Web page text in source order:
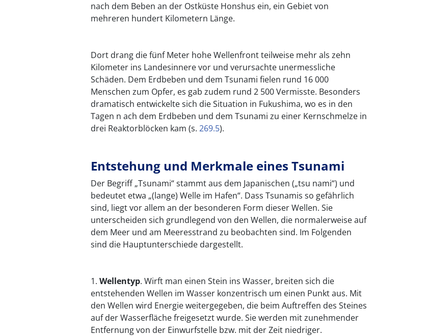
nach dem Beben an der Ostküste Honshus ein, ein Gebiet von
mehreren hundert Kilometern Länge.
Dort drang die fünf Meter hohe Wellenfront teilweise mehr als zehn
Kilometer ins Landesinnere vor und verursachte unermessliche
Schäden. Dem Erdbeben und dem Tsunami fielen rund 16 000
Menschen zum Opfer, es gab zudem rund 2 500 Vermisste. Besonders
dramatisch entwickelte sich die Situation in Fukushima, wo es in den
Tagen n ach dem Erdbeben und dem Tsunami zu einer Kernschmelze in
drei Reaktorblöcken kam (s. 269.5).
Entstehung und Merkmale eines Tsunami
Der Begriff „Tsunami“ stammt aus dem Japanischen („tsu nami“) und
bedeutet etwa „(lange) Welle im Hafen“. Dass Tsunamis so gefährlich
sind, liegt vor allem an der besonderen Form dieser Wellen. Sie
unterscheiden sich grundlegend von den Wellen, die normalerweise auf
dem Meer und am Meeresstrand zu beobachten sind. Im Folgenden
sind die Hauptunterschiede dargestellt.
1. Wellentyp. Wirft man einen Stein ins Wasser, breiten sich die
entstehenden Wellen im Wasser konzentrisch um einen Punkt aus. Mit
den Wellen wird Energie weitergegeben, die beim Auftreffen des Steines
auf der Wasserfläche freigesetzt wurde. Sie werden mit zunehmender
Entfernung von der Einwurfstelle bzw. mit der Zeit niedriger.